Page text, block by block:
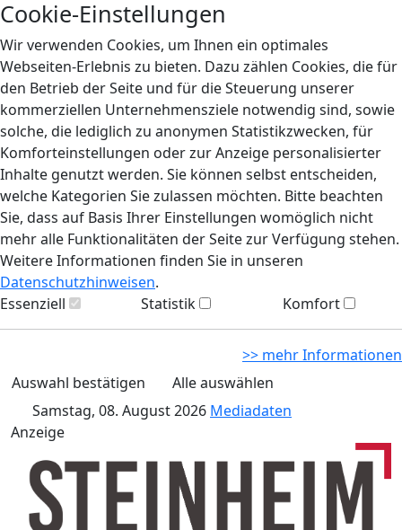
Cookie-Einstellungen
Wir verwenden Cookies, um Ihnen ein optimales
Webseiten-Erlebnis zu bieten. Dazu zählen Cookies, die für
den Betrieb der Seite und für die Steuerung unserer
kommerziellen Unternehmensziele notwendig sind, sowie
solche, die lediglich zu anonymen Statistikzwecken, für
Komforteinstellungen oder zur Anzeige personalisierter
Inhalte genutzt werden. Sie können selbst entscheiden,
welche Kategorien Sie zulassen möchten. Bitte beachten
Sie, dass auf Basis Ihrer Einstellungen womöglich nicht
mehr alle Funktionalitäten der Seite zur Verfügung stehen.
Weitere Informationen finden Sie in unseren
Datenschutzhinweisen.
Essenziell
Statistik Komfort
>> mehr Informationen
Auswahl bestätigen
Alle auswählen
Samstag, 08. August 2026 Mediadaten
Anzeige